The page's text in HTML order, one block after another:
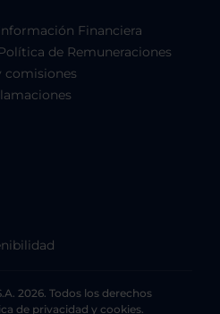
Financiera
de Remuneraciones
comisiones
2026. Todos los derechos
de privacidad y cookies.